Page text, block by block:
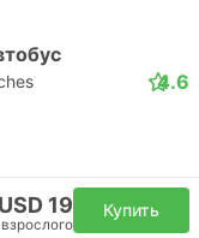
4.6
USD 19 Купить